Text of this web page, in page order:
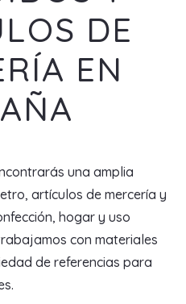
DE
EN
una amplia
artículos de mercería y
hogar y uso
con materiales
de referencias para